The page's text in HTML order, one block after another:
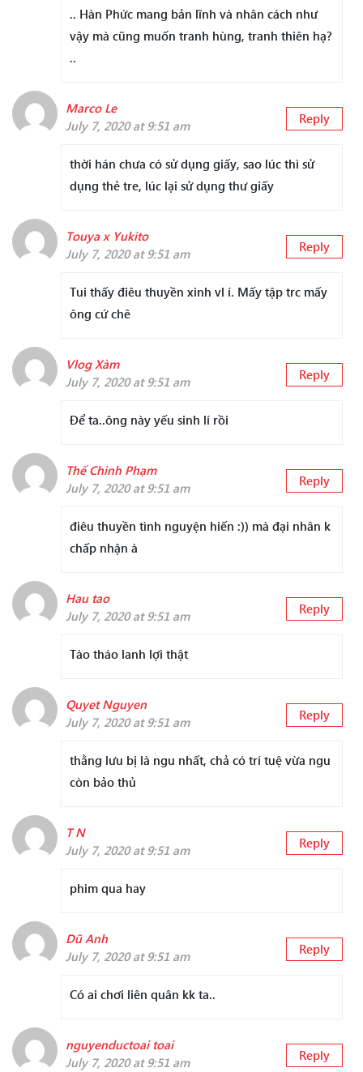
.. Hàn Phức mang bản lĩnh và nhân cách như
vậy mà cũng muốn tranh hùng, tranh thiên hạ?
..
Marco Le
July 7, 2020 at 9:51 am
Reply
thời hán chưa có sử dụng giấy, sao lúc thì sử
dụng thẻ tre, lúc lại sử dụng thư giấy
Touya x Yukito
July 7, 2020 at 9:51 am
Reply
Tui thấy điêu thuyền xinh vl í. Mấy tập trc mấy
ông cứ chê
Vlog Xàm
July 7, 2020 at 9:51 am
Reply
Để ta..ông này yếu sinh lí rồi
Thế Chinh Phạm
July 7, 2020 at 9:51 am
Reply
điêu thuyền tình nguyện hiến :)) mà đại nhân k
chấp nhận à
Hau tao
July 7, 2020 at 9:51 am
Reply
Tào tháo lanh lợi thật
Quyet Nguyen
July 7, 2020 at 9:51 am
Reply
thằng lưu bị là ngu nhất, chả có trí tuệ vừa ngu
còn bảo thủ
T N
July 7, 2020 at 9:51 am
Reply
phim qua hay
Dũ Anh
July 7, 2020 at 9:51 am
Reply
Có ai chơi liên quân kk ta..
nguyenductoai toai
July 7, 2020 at 9:51 am
Reply